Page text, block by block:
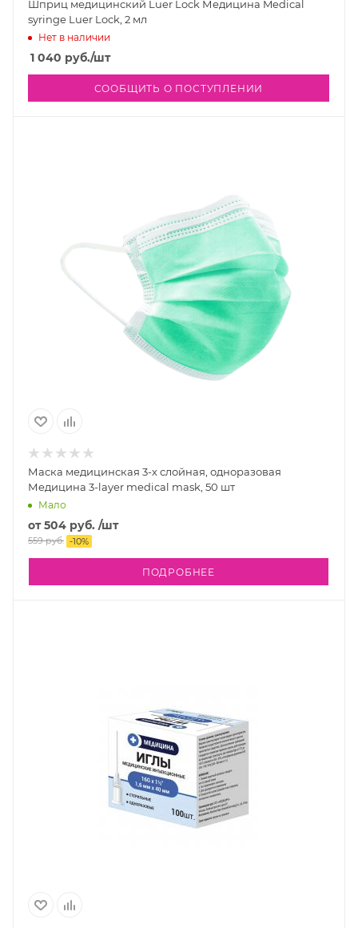
Шприц медицинский Luer Lock Медицина Medical
syringe Luer Lock, 2 мл
Нет в наличии
1 040 руб./шт
СООБЩИТЬ О ПОСТУПЛЕНИИ
Маска медицинская 3-х слойная, одноразовая
Медицина 3-layer medical mask, 50 шт
Мало
от504 руб. /шт
559 руб. -10%
ПОДРОБНЕЕ